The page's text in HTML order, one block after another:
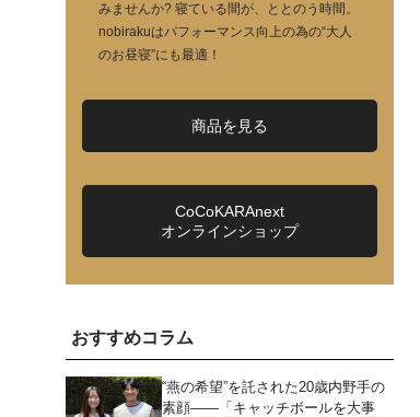
みませんか? 寝ている間が、ととのう時間。
nobirakuはパフォーマンス向上の為の“大人
のお昼寝”にも最適！
商品を見る
CoCoKARAnext
オンラインショップ
おすすめコラム
“燕の希望”を託された20歳内野手の
素顔――「キャッチボールを大事